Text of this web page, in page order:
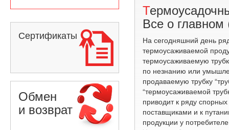
Сертификаты
Обмен
и возврат
Термоусадочные трубки.
Все о главном
На сегодняшний день
термоусаживаемой
термоусаживаемую
по незнанию или
продаваемую трубку
“термоусаживаемой
приводит к ряду
поставщиками и к
продукции у